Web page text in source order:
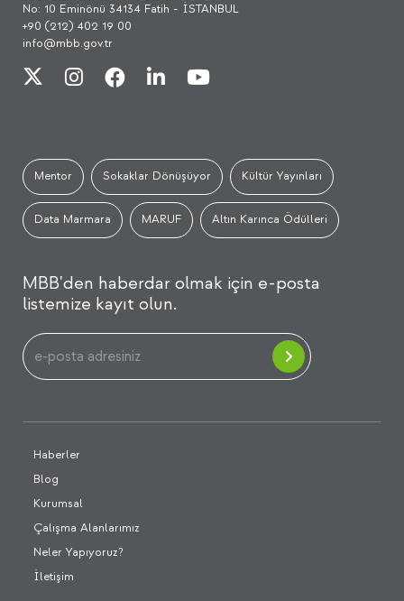
No: 10 Eminönü 34134 Fatih - İSTANBUL
+90 (212) 402 19 00
info@mbb.gov.tr
Mentor Sokaklar Dönüşüyor Kültür Yayınları
Data Marmara MARUF Altın Karınca Ödülleri
MBB'den haberdar olmak için e-posta
listemize kayıt olun.
Haberler
Blog
Kurumsal
Çalışma Alanlarımız
Neler Yapıyoruz?
İletişim